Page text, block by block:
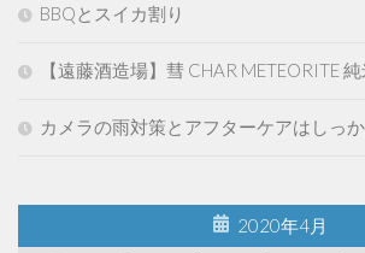
BBQとスイカ割り
【遠藤酒造場】彗 CHAR METEORITE
カメラの雨対策とアフターケアはしっ
2020年4月